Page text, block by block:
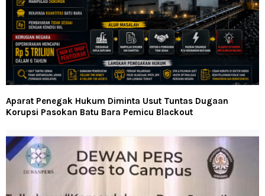
Aparat Penegak Hukum Diminta Usut Tuntas Dugaan
Korupsi Pasokan Batu Bara Pemicu Blackout